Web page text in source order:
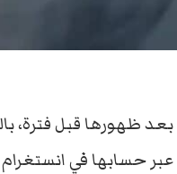
ظهورها قبل فترة،
حسابها في